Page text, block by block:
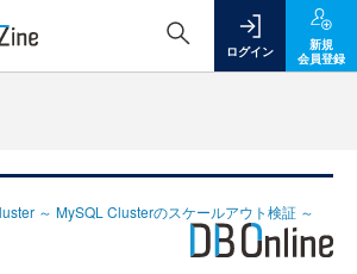
ログイン
新規
会員登録
～ MySQL Clusterのスケールアウト検証 ～